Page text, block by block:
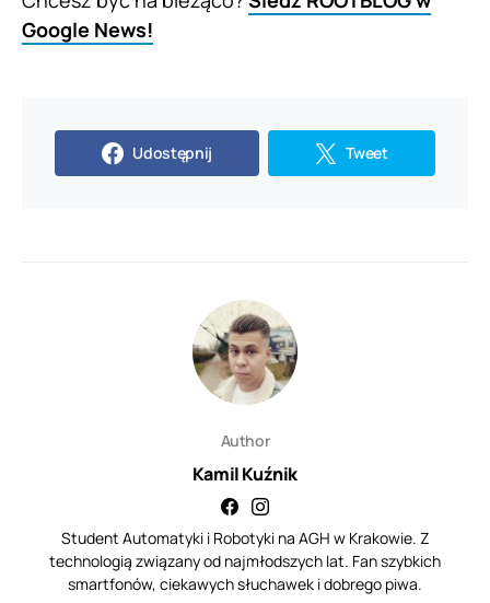
Google News!
Udostępnij Tweet
Author
Kamil Kuźnik
Student Automatyki i Robotyki na AGH w Krakowie. Z
technologią związany od najmłodszych lat. Fan szybkich
smartfonów, ciekawych słuchawek i dobrego piwa.